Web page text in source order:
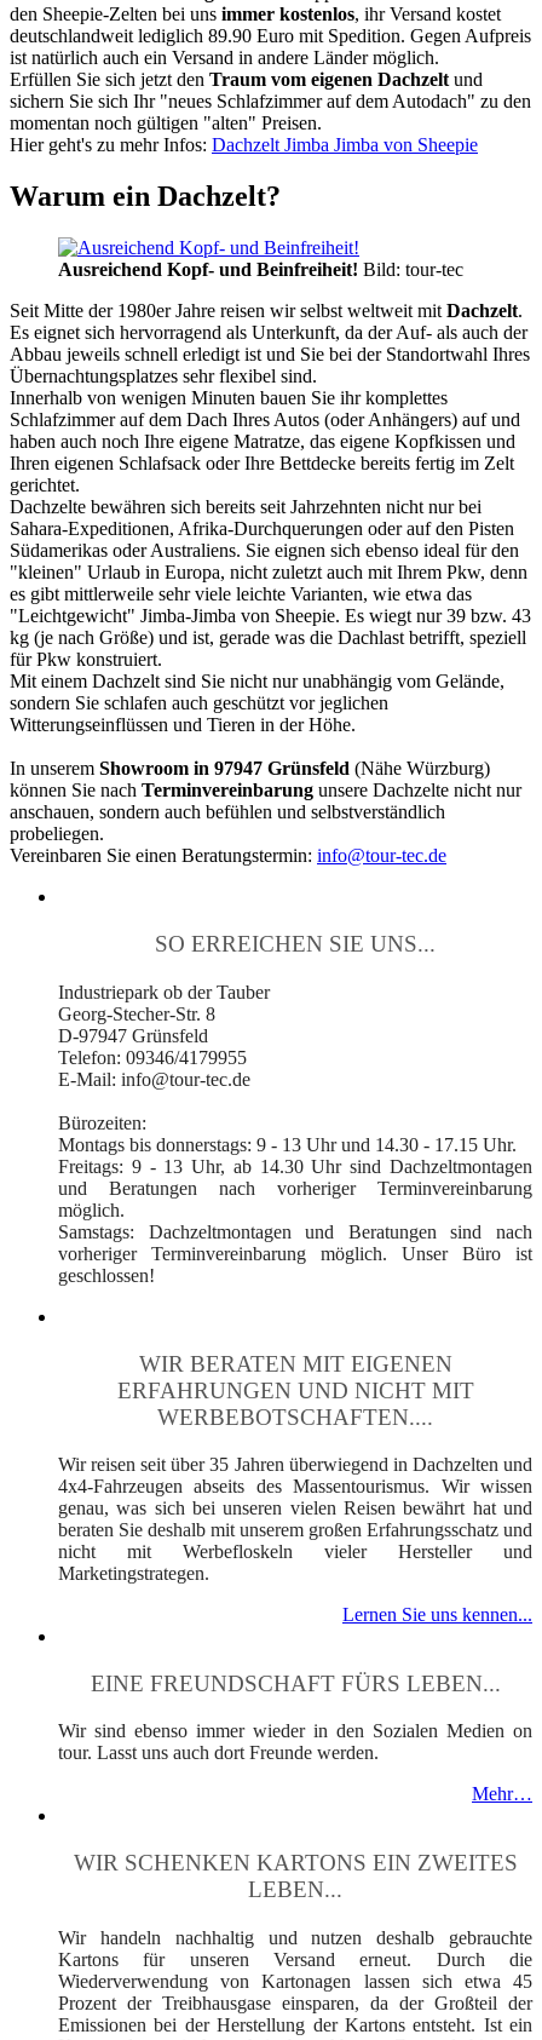
den Sheepie-Zelten bei uns immer kostenlos, ihr Versand kostet
deutschlandweit lediglich 89.90 Euro mit Spedition. Gegen Aufpreis
ist natürlich auch ein Versand in andere Länder möglich.
Erfüllen Sie sich jetzt den Traum vom eigenen Dachzelt und
sichern Sie sich Ihr "neues Schlafzimmer auf dem Autodach" zu den
momentan noch gültigen "alten" Preisen.
Hier geht's zu mehr Infos: Dachzelt Jimba Jimba von Sheepie
Warum ein Dachzelt?
Ausreichend Kopf- und Beinfreiheit! Bild: tour-tec
Seit Mitte der 1980er Jahre reisen wir selbst weltweit mit Dachzelt.
Es eignet sich hervorragend als Unterkunft, da der Auf- als auch der
Abbau jeweils schnell erledigt ist und Sie bei der Standortwahl Ihres
Übernachtungsplatzes sehr flexibel sind.
Innerhalb von wenigen Minuten bauen Sie ihr komplettes
Schlafzimmer auf dem Dach Ihres Autos (oder Anhängers) auf und
haben auch noch Ihre eigene Matratze, das eigene Kopfkissen und
Ihren eigenen Schlafsack oder Ihre Bettdecke bereits fertig im Zelt
gerichtet.
Dachzelte bewähren sich bereits seit Jahrzehnten nicht nur bei
Sahara-Expeditionen, Afrika-Durchquerungen oder auf den Pisten
Südamerikas oder Australiens. Sie eignen sich ebenso ideal für den
"kleinen" Urlaub in Europa, nicht zuletzt auch mit Ihrem Pkw, denn
es gibt mittlerweile sehr viele leichte Varianten, wie etwa das
"Leichtgewicht" Jimba-Jimba von Sheepie. Es wiegt nur 39 bzw. 43
kg (je nach Größe) und ist, gerade was die Dachlast betrifft, speziell
für Pkw konstruiert.
Mit einem Dachzelt sind Sie nicht nur unabhängig vom Gelände,
sondern Sie schlafen auch geschützt vor jeglichen
Witterungseinflüssen und Tieren in der Höhe.
In unserem Showroom in 97947 Grünsfeld (Nähe Würzburg)
können Sie nach Terminvereinbarung unsere Dachzelte nicht nur
anschauen, sondern auch befühlen und selbstverständlich
probeliegen.
Vereinbaren Sie einen Beratungstermin: info@tour-tec.de
SO ERREICHEN SIE UNS...
Industriepark ob der Tauber
Georg-Stecher-Str. 8
D-97947 Grünsfeld
Telefon: 09346/4179955
E-Mail: info@tour-tec.de
Bürozeiten:
Montags bis donnerstags: 9 - 13 Uhr und 14.30 - 17.15 Uhr.
Freitags: 9 - 13 Uhr, ab 14.30 Uhr sind Dachzeltmontagen
und Beratungen nach vorheriger Terminvereinbarung
möglich.
Samstags: Dachzeltmontagen und Beratungen sind nach
vorheriger Terminvereinbarung möglich. Unser Büro ist
geschlossen!
WIR BERATEN MIT EIGENEN
ERFAHRUNGEN UND NICHT MIT
WERBEBOTSCHAFTEN....
Wir reisen seit über 35 Jahren überwiegend in Dachzelten und
4x4-Fahrzeugen abseits des Massentourismus. Wir wissen
genau, was sich bei unseren vielen Reisen bewährt hat und
beraten Sie deshalb mit unserem großen Erfahrungsschatz und
nicht mit Werbefloskeln vieler Hersteller und
Marketingstrategen.
Lernen Sie uns kennen...
EINE FREUNDSCHAFT FÜRS LEBEN...
Wir sind ebenso immer wieder in den Sozialen Medien on
tour. Lasst uns auch dort Freunde werden.
Mehr…
WIR SCHENKEN KARTONS EIN ZWEITES
LEBEN...
Wir handeln nachhaltig und nutzen deshalb gebrauchte
Kartons für unseren Versand erneut. Durch die
Wiederverwendung von Kartonagen lassen sich etwa 45
Prozent der Treibhausgase einsparen, da der Großteil der
Emissionen bei der Herstellung der Kartons entsteht. Ist ein